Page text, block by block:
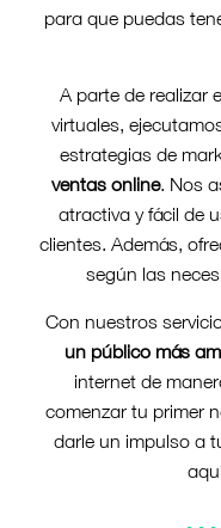
para que puedas
A parte de realizar
virtuales,
estrategias de
ventas online. Nos
atractiva y fácil de
clientes. Además,
según las
Con nuestros
un público más
internet de
comenzar tu primer
darle un impulso a